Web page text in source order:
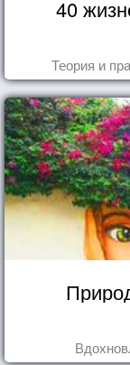
40
Теория и